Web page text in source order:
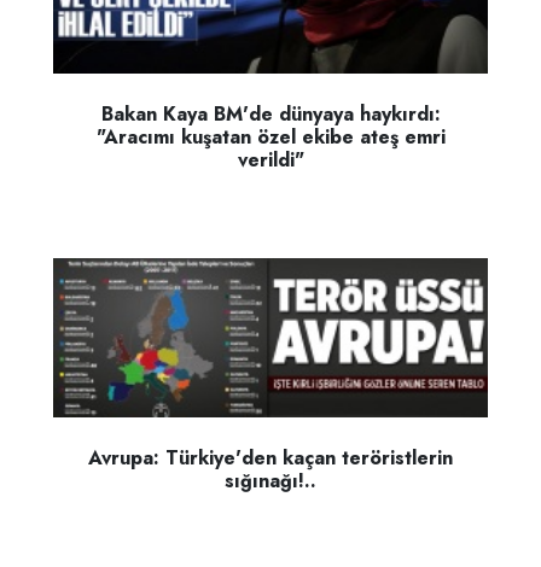
Bakan Kaya BM'de dünyaya haykırdı:
"Aracımı kuşatan özel ekibe ateş emri
verildi"
Avrupa: Türkiye'den kaçan teröristlerin
sığınağı!..